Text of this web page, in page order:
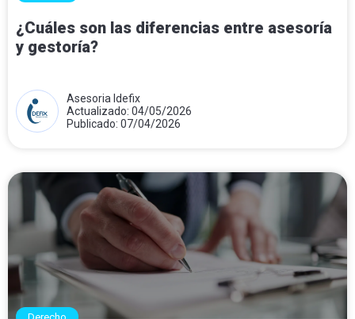
¿Cuáles son las diferencias entre asesoría
y gestoría?
Asesoria Idefix
Actualizado: 04/05/2026
Publicado: 07/04/2026